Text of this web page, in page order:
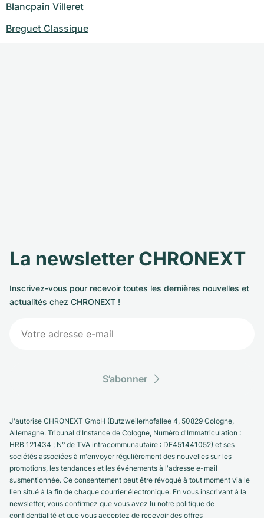
Blancpain Villeret
Breguet Classique
La newsletter CHRONEXT
Inscrivez-vous pour recevoir toutes les dernières nouvelles et
actualités chez CHRONEXT !
S’abonner
J'autorise CHRONEXT GmbH (Butzweilerhofallee 4, 50829 Cologne,
Allemagne. Tribunal d'Instance de Cologne, Numéro d'Immatriculation :
HRB 121434 ; N° de TVA intracommunautaire : DE451441052) et ses
sociétés associées à m'envoyer régulièrement des nouvelles sur les
promotions, les tendances et les événements à l'adresse e-mail
susmentionnée. Ce consentement peut être révoqué à tout moment via le
lien situé à la fin de chaque courrier électronique. En vous inscrivant à la
newsletter, vous confirmez que vous avez lu notre politique de
confidentialité et que vous acceptez de recevoir des offres